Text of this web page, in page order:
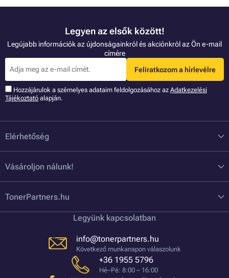
Legyen az elsők között!
Legújabb információk az újdonságainkról és akciónkról az Ön e-mail
címére
Feliratkozom a hírlevélre
Hozzájárulok a szémelyes adataim feldolgozásához az Adatkezelési
Tájékoztató alapján.
Elérhetőség
Vásároljon nálunk!
TonerPartners.hu
Legyünk kapcsolatban
info@tonerpartners.hu
Következő munkanapon válaszolunk
+36 1955 5796
Hé–Pé: 8:00 – 16:00